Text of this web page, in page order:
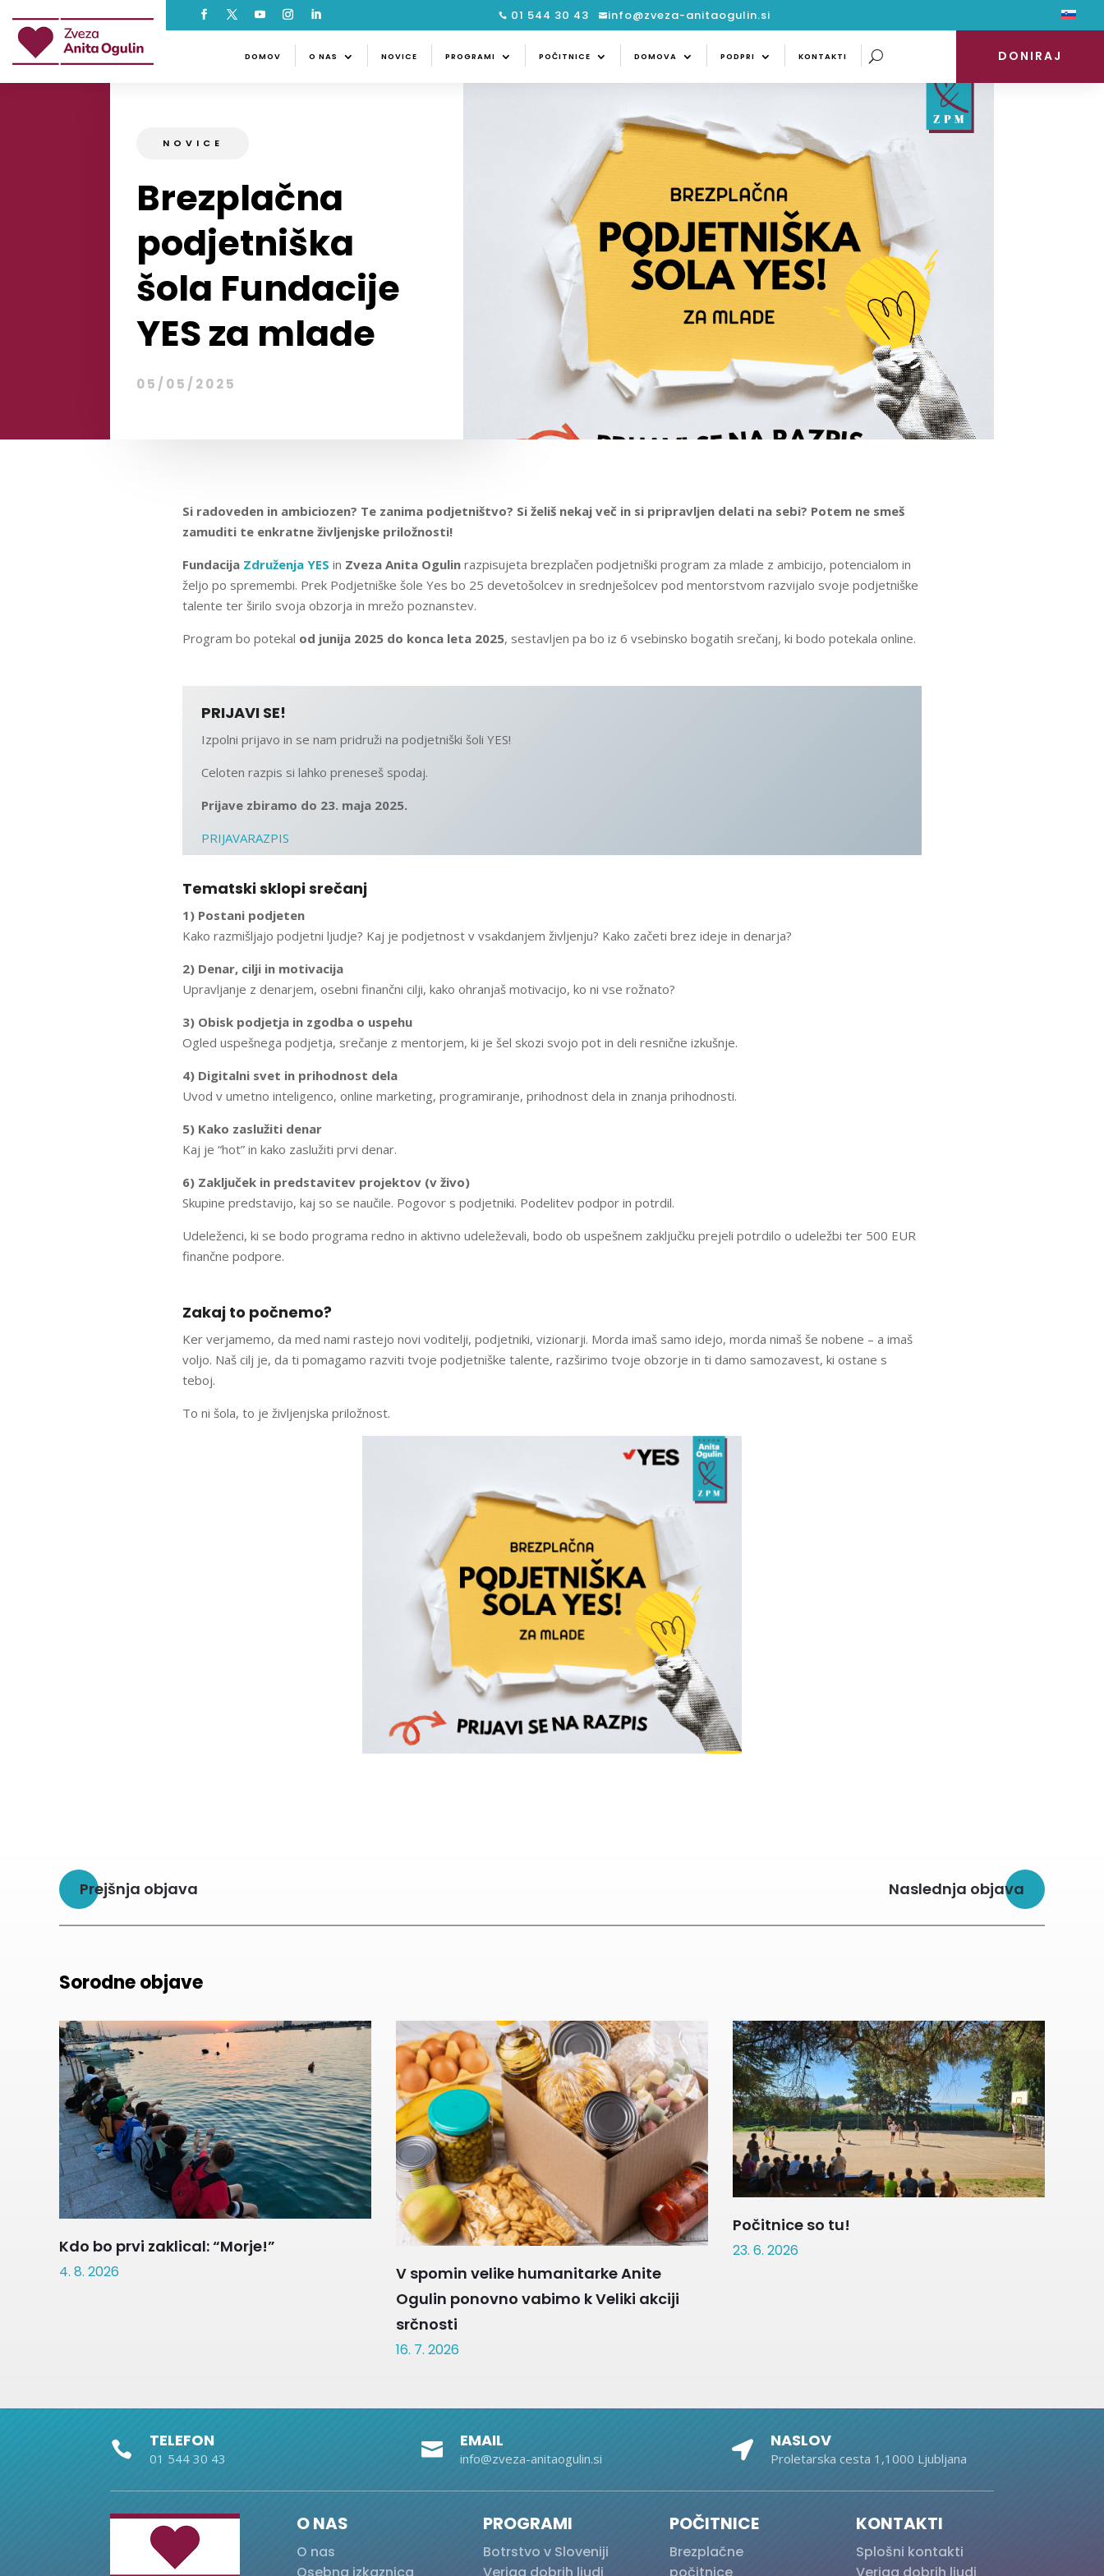
 01 544 30 43  info@zveza-anitaogulin.si
DONIRAJ
DOMOV O NAS NOVICE PROGRAMI POČITNICE DOMOVA PODPRI KONTAKTI
DOMOV O NAS NOVICE PROGRAMI POČITNICE DOMOVA PODPRI KONTAKTI DONIRAJ
NOVICE
Brezplačna
podjetniška
šola Fundacije
YES za mlade
05/05/2025
Si radoveden in ambiciozen? Te zanima podjetništvo? Si želiš nekaj več in si pripravljen delati na sebi? Potem ne smeš
zamuditi te enkratne življenjske priložnosti!
Fundacija Združenja YES in Zveza Anita Ogulin razpisujeta brezplačen podjetniški program za mlade z ambicijo, potencialom in
željo po spremembi. Prek Podjetniške šole Yes bo 25 devetošolcev in srednješolcev pod mentorstvom razvijalo svoje podjetniške
talente ter širilo svoja obzorja in mrežo poznanstev.
Program bo potekal od junija 2025 do konca leta 2025, sestavljen pa bo iz 6 vsebinsko bogatih srečanj, ki bodo potekala online.
PRIJAVI SE!
Izpolni prijavo in se nam pridruži na podjetniški šoli YES!
Celoten razpis si lahko preneseš spodaj.
Prijave zbiramo do 23. maja 2025.
PRIJAVARAZPIS
Tematski sklopi srečanj
1) Postani podjeten
Kako razmišljajo podjetni ljudje? Kaj je podjetnost v vsakdanjem življenju? Kako začeti brez ideje in denarja?
2) Denar, cilji in motivacija
Upravljanje z denarjem, osebni finančni cilji, kako ohranjaš motivacijo, ko ni vse rožnato?
3) Obisk podjetja in zgodba o uspehu
Ogled uspešnega podjetja, srečanje z mentorjem, ki je šel skozi svojo pot in deli resnične izkušnje.
4) Digitalni svet in prihodnost dela
Uvod v umetno inteligenco, online marketing, programiranje, prihodnost dela in znanja prihodnosti.
5) Kako zaslužiti denar
Kaj je “hot” in kako zaslužiti prvi denar.
6) Zaključek in predstavitev projektov (v živo)
Skupine predstavijo, kaj so se naučile. Pogovor s podjetniki. Podelitev podpor in potrdil.
Udeleženci, ki se bodo programa redno in aktivno udeleževali, bodo ob uspešnem zaključku prejeli potrdilo o udeležbi ter 500 EUR
finančne podpore.
Zakaj to počnemo?
Ker verjamemo, da med nami rastejo novi voditelji, podjetniki, vizionarji. Morda imaš samo idejo, morda nimaš še nobene – a imaš
voljo. Naš cilj je, da ti pomagamo razviti tvoje podjetniške talente, razširimo tvoje obzorje in ti damo samozavest, ki ostane s
teboj.
To ni šola, to je življenjska priložnost.
Prejšnja objava Naslednja objava
Sorodne objave
Kdo bo prvi zaklical: “Morje!”
4. 8. 2026
V spomin velike humanitarke Anite
Ogulin ponovno vabimo k Veliki akciji
srčnosti
16. 7. 2026
Počitnice so tu!
23. 6. 2026
 TELEFON
01 544 30 43  EMAIL
info@zveza-anitaogulin.si  NASLOV
Proletarska cesta 1,1000 Ljubljana
O NAS
O nas
PROGRAMI
Botrstvo v Sloveniji
POČITNICE
Brezplačne
KONTAKTI
Splošni kontakti